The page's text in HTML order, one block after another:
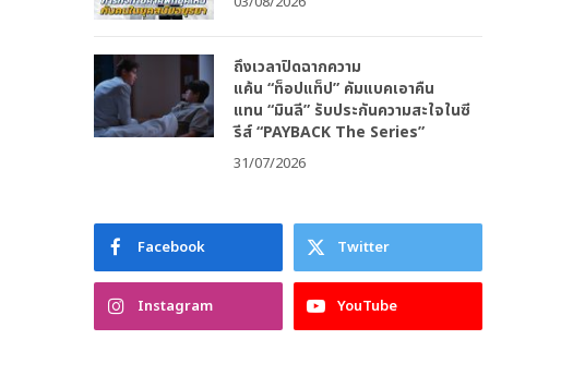
ถึงเวลาปิดฉากความ
แค้น “ท็อปแท็ป” คัมแบคเอาคืน
แทน “มินลี” รับประกันความสะใจในซี
รีส์ “PAYBACK The Series”
31/07/2026
Facebook Twitter
Instagram YouTube